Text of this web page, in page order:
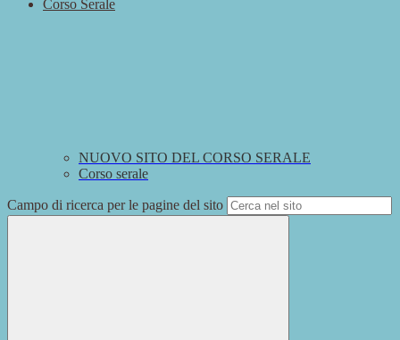
Corso Serale
NUOVO SITO DEL CORSO SERALE
Corso serale
Campo di ricerca per le pagine del sito